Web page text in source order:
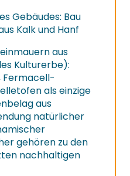
Gebäudes: Bau
Kalk und Hanf
aus
Kulturerbe):
Fermacell-
als einzige
aus
natürlicher
gehören zu den
nachhaltigen